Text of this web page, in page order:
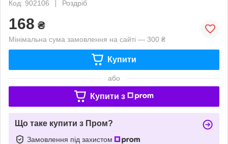
Код: 902106
Роздріб
168 ₴
Мінімальна сума замовлення на сайті — 300 ₴
Купити
або
Купити з
Що таке купити з Пром?
Замовлення під захистом